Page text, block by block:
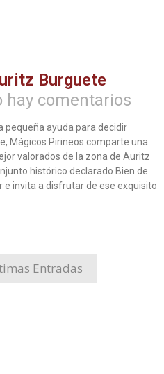
Burguete
hay comentarios
pequeña ayuda para decidir
Mágicos Pirineos comparte una
valorados de la zona de Auritz
histórico declarado Bien de
e invita a disfrutar de ese exquisito
Entradas